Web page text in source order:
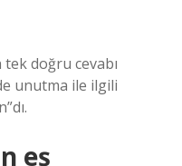
doğru cevabı
unutma ile ilgili
eş